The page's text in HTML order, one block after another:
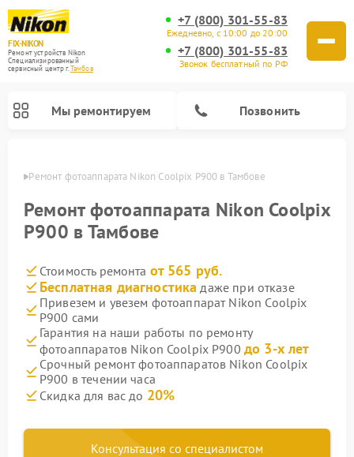
FIX-NIKON
Ремонт устройств Nikon
Специализированный
cервисный центр г.Тамбов
+7 (800) 301-55-83
Ежедневно, с 10:00 до 20:00
+7 (800) 301-55-83
Звонок бесплатный по РФ
Мы ремонтируем Позвонить
Ремонт фотоаппарата Nikon Coolpix P900 в Тамбове
Ремонт фотоаппарата Nikon Coolpix
P900 в Тамбове
Стоимость ремонта от 565 руб.
Бесплатная диагностика даже при отказе
Привезем и увезем фотоаппарат Nikon Coolpix
P900 сами
Гарантия на наши работы по ремонту
фотоаппаратов Nikon Coolpix P900 до 3-х лет
Срочный ремонт фотоаппаратов Nikon Coolpix
P900 в течении часа
Скидка для вас до 20%
Консультация со специалистом